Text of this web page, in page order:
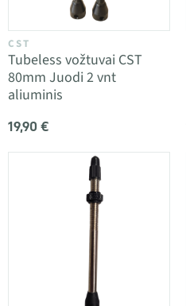
CST
Tubeless vožtuvai CST
80mm Juodi 2 vnt
aliuminis
19,90 €